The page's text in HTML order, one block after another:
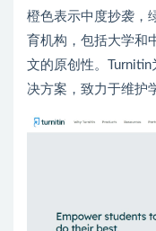
橙色表示中度抄袭，
育机构，包括大学和
文的原创性。
决方案，致力于维护